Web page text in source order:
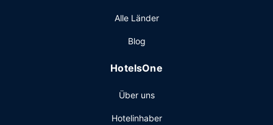
Zeitungen in der Lobby und ein Textilreinigungsservice.
Alle Länder
Blog
HotelsOne
Über uns
Hotelinhaber